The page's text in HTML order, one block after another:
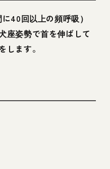
40回以上の頻呼吸）
座姿勢で首を伸ばして
します。